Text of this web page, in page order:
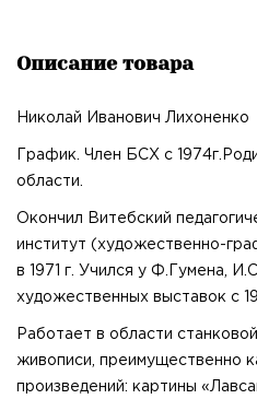
Описание товара
Николай Иванович Лихоненко
График. Член БСХ с
области.
Окончил Витебский
институт (художественно-
в 1971 г. Учился у Ф.Гумена,
художественных выставок с
Работает в области станковой
живописи, преимущественно
произведений: картины